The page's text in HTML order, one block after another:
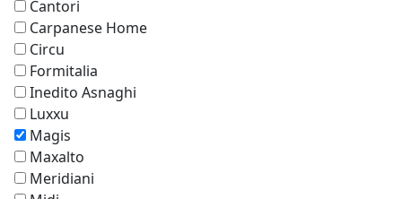
Cantori
Carpanese Home
Circu
Formitalia
Inedito Asnaghi
Luxxu
Magis
Maxalto
Meridiani